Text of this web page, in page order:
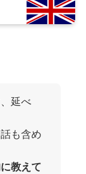
延べ
も含め
教えて